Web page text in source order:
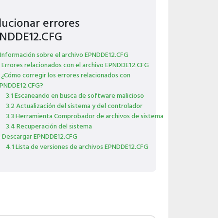
errores
sobre el archivo EPNDDE12.CFG
relacionados con el archivo EPNDDE12.CFG
corregir los errores relacionados con
3.1 Escaneando en busca de software malicioso
3.2 Actualización del sistema y del controlador
3.3 Herramienta Comprobador de archivos de sistema
3.4 Recuperación del sistema
EPNDDE12.CFG
4.1 Lista de versiones de archivos EPNDDE12.CFG